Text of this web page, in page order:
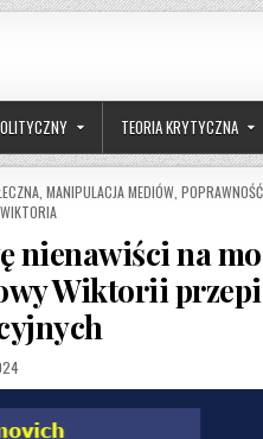
TEORIA KRYTYCZNA
, MANIPULACJA MEDIÓW,
WIKTORIA
nienawiści na
Wiktorii
DATE: